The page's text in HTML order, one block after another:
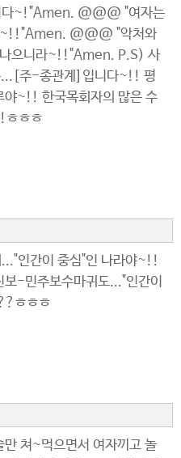
다~!"Amen. @@@ "여자는
~!!"Amen. @@@ "악처와
나으니라~!!"Amen. P.S) 사
...[주-종관계]입니다~!! 평
~!! 한국목회자의 많은 수
ㅎㅎ
인간이 중심"인 나라야~!!
-민주보수마귀도..."인간이
ㅎㅎㅎ
쳐~먹으면서 여자끼고 놀